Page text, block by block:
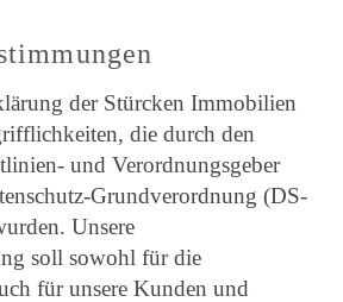
der Stürcken Immobilien
die durch den
und Verordnungsgeber
Grundverordnung (DS-
Unsere
soll sowohl für die
für unsere Kunden und